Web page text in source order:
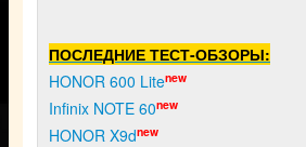
ПОСЛЕДНИЕ ТЕСТ-ОБЗОРЫ:
HONOR 600 Litenew
Infinix NOTE 60new
HONOR X9dnew